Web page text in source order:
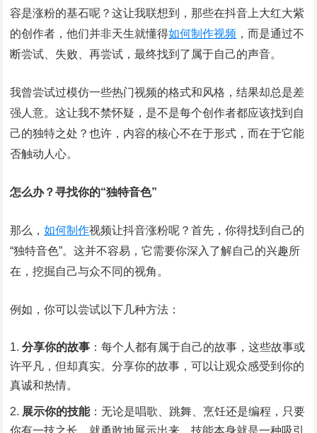
容是涨粉的基石呢？这让我联想到，那些在抖音上大红大紫
的创作者，他们并非天生就懂得如何制作视频 ，而是通过不
断尝试、失败、再尝试，最终找到了属于自己的声音。
我曾尝试过模仿一些热门视频的格式和风格，结果却总是差
强人意。这让我不禁怀疑，是不是每个创作者都应该找到自
己的独特之处？也许，内容的核心不在于形式，而在于它能
否触动人心。
怎么办？寻找你的“独特音色”
那么，如何制作视频让抖音涨粉呢？首先，你得找到自己的
“独特音色”。这并不容易，它需要你深入了解自己的兴趣所
在，挖掘自己与众不同的视角。
例如，你可以尝试以下几种方法：
分享你的故事 ：每个人都有属于自己的故事，这些故事或
许平凡，但却真实。分享你的故事，可以让观众感受到你的
真诚和热情。
展示你的技能：无论是唱歌、跳舞、烹饪还是编程，只要